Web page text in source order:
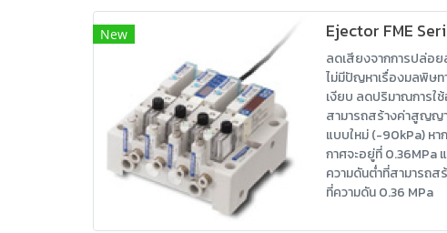
New Ejector FME
ลดเสียงจากการปล่อ
ไม่มีปัญหาเรื่องมลพิษท
เงียบ ลดปริมาณการใ
สามารถสร้างค่าสูญญ
แบบใหม่ (-90kPa) ห
กาศจะอยู่ที่ 0.36MPa
ความดันต่ำที่สามารถ
ที่ความดัน 0.36 MPa